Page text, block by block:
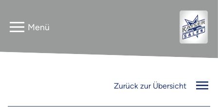
GebrauchtverkaufZurück zur Übersicht